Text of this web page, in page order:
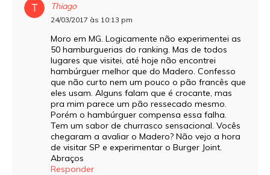
Thiago
24/03/2017 às 10:13 pm
Moro em MG. Logicamente não experimentei as
50 hamburguerias do ranking. Mas de todos
lugares que visitei, até hoje não encontrei
hambúrguer melhor que do Madero. Confesso
que não curto nem um pouco o pão francês que
eles usam. Alguns falam que é crocante, mas
pra mim parece um pão ressecado mesmo.
Porém o hambúrguer compensa essa falha.
Tem um sabor de churrasco sensacional. Vocês
chegaram a avaliar o Madero? Não vejo a hora
de visitar SP e experimentar o Burger Joint.
Abraços
Responder